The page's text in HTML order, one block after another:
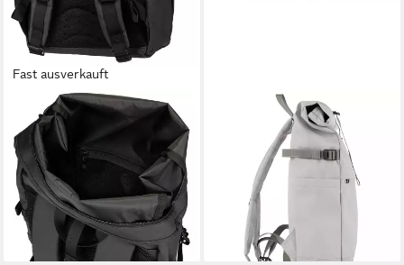
Fast ausverkauft
SANDQVIST
Rucksack Stream Rolltop
Backpack L
160,65 €
UVP 189,00 €
-15%
lieferbar - in 2-3 Werktagen bei dir
Rucksack Icon Rolltop -
Rucksack M 14" 60 cm (light
113,49 €
lieferbar - in 2-3 Werktagen bei dir